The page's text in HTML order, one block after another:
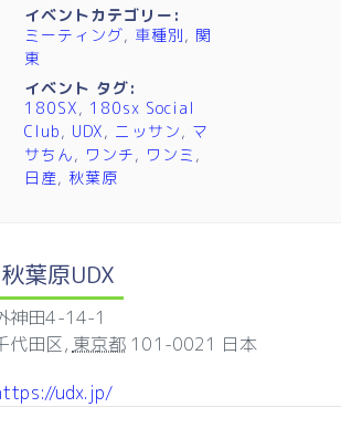
イベントカテゴリー:
ミーティング, 車種別, 関
東
イベント タグ:
180SX, 180sx Social
Club, UDX, ニッサン, マ
サちん, ワンチ, ワンミ ,
日産, 秋葉原
秋葉原UDX
神田4-14-1
代田区, 東京都 101-0021 日本
udx.jp/